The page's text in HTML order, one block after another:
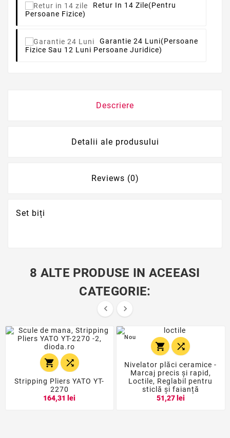
Retur In 14 Zile(pentru
Persoane Fizice)
Garantie 24 Luni(persoane
Fizice Sau 12 Luni Persoane Juridice)
Descriere
Detalii ale produsului
Reviews (0)
Set biți
8 ALTE PRODUSE IN ACEEASI
CATEGORIE:
 
 
Stripping Pliers YATO YT-
2270
164,31 lei
Nou
 
Nivelator plăci ceramice -
Marcaj precis și rapid,
Loctile, Reglabil pentru
sticlă și faianță
51,27 lei